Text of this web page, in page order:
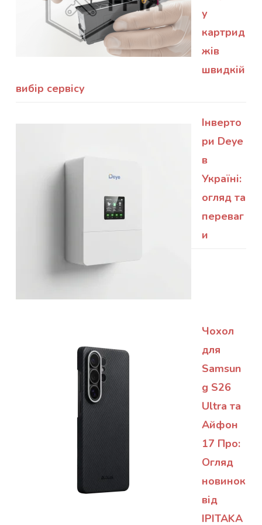
у
картрид
жів
швидкій
вибір сервісу
Інверто
ри Deye
в
Україні:
огляд та
переваг
и
Чохол
для
Samsun
g S26
Ultra та
Айфон
17 Про:
Огляд
новинок
від
IPITAKA